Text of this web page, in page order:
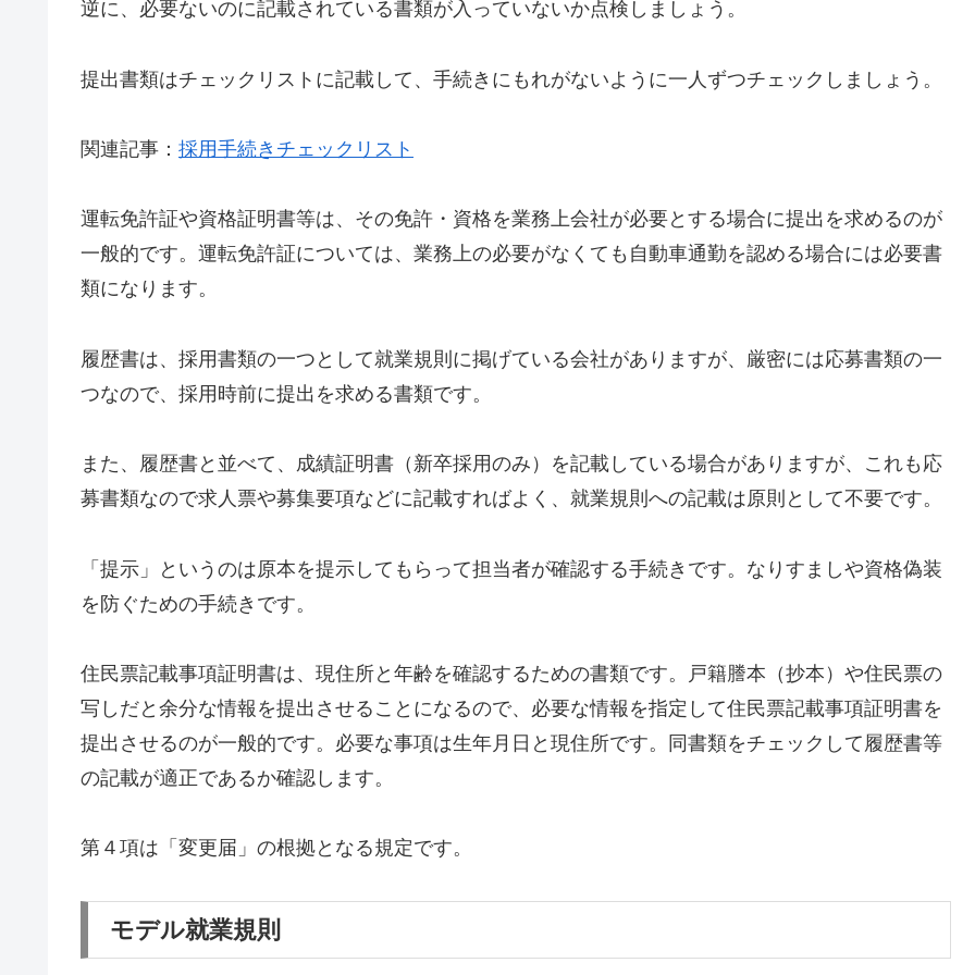
逆に、必要ないのに記載されている書類が入っていないか点検しましょう。
提出書類はチェックリストに記載して、手続きにもれがないように一人ずつチェックしましょう。
関連記事： 採用手続きチェックリスト
運転免許証や資格証明書等は、その免許・資格を業務上会社が必要とする場合に提出を求めるのが
一般的です。運転免許証については、業務上の必要がなくても自動車通勤を認める場合には必要書
類になります。
履歴書は、採用書類の一つとして就業規則に掲げている会社がありますが、厳密には応募書類の一
つなので、採用時前に提出を求める書類です。
また、履歴書と並べて、成績証明書（新卒採用のみ）を記載している場合がありますが、これも応
募書類なので求人票や募集要項などに記載すればよく、就業規則への記載は原則として不要です。
「提示」というのは原本を提示してもらって担当者が確認する手続きです。なりすましや資格偽装
を防ぐための手続きです。
住民票記載事項証明書は、現住所と年齢を確認するための書類です。戸籍謄本（抄本）や住民票の
写しだと余分な情報を提出させることになるので、必要な情報を指定して住民票記載事項証明書を
提出させるのが一般的です。必要な事項は生年月日と現住所です。同書類をチェックして履歴書等
の記載が適正であるか確認します。
第４項は「変更届」の根拠となる規定です。
モデル就業規則